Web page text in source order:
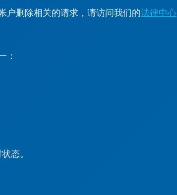
户删除相关的请求，请访问我们的法律中心
：
态。